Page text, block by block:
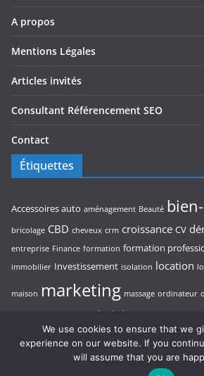
A propos
Mentions Légales
Articles invités
Consultant Référencement SEO
Contact
Étiquettes
Accessoires auto aménagement Beauté
bricolage CBD cheveux crm croissance CV
entreprise Finance formation formation
immobilier Investissement isolation location
maison marketing massage ordinateur
pisciniste
seo stratégie
We use cookies to ensure that we
experience on our website. If you
will assume that you are